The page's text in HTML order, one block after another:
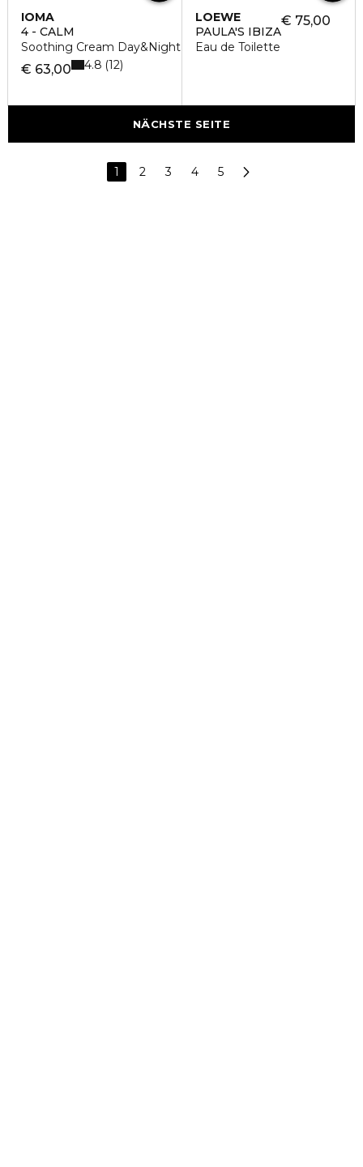
IOMA
4 - CALM
Soothing Cream Day&Night Gesichtscreme
€ 63,00 4.8 12
LOEWE
PAULA'S IBIZA
Eau de Toilette
€ 75,00
NÄCHSTE SEITE
1 2 3 4 5